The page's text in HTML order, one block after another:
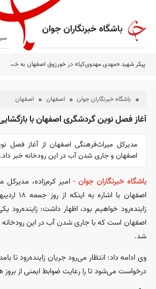
باشگاه خبرنگاران جوان
پیکر شهید «مهدی مهدوی‌کیا» در خورزوق اصفهان به خاک
باشگاه خبرنگاران جوان اصفهان اصفهان
آغاز فصل نوین گردشگری اصفهان با
مدیرکل میراث‌فرهنگی اصفهان از آغاز فصل
اصفهان و جاری شدن آب در این رودخانه خبر داد.
باشگاه خبرنگاران جوان - امیر کرم‌زاده،
اصفهان
زاینده‌رود خواهیم بود، اظهار داشت:
اصفهان است که با جاری شدن آب در این
شد.
وی ادامه داد: انتظار می‌رود جریان زاینده‌رود تا
درخواست می‌شود تا را رعایت ضوابط ایمنی از